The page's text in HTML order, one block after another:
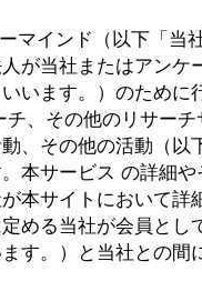
マインド（以下「当
が当社またはアンケ
います。）のために
チ、その他のリサー
、その他の活動（以
。本サービス の詳細
本サイトにおいて詳
める当社が会員とし
す。）と当社との間